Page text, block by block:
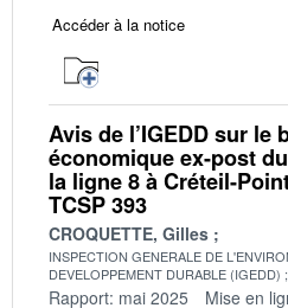
Accéder à la notice
Avis de l’IGEDD sur le
économique ex-post
la ligne 8 à Créteil-
TCSP 393
CROQUETTE, Gilles
INSPECTION GENERALE DE
DEVELOPPEMENT DURABLE (IGEDD)
Rapport: mai 2025 Mise en